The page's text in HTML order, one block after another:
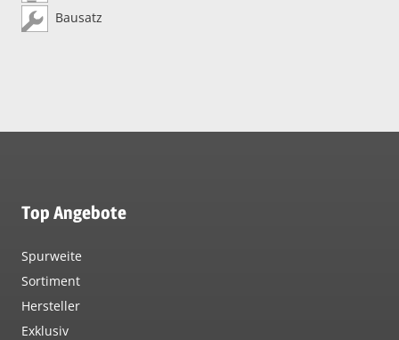
Bausatz
Top Angebote
Spurweite
Sortiment
Hersteller
Exklusiv